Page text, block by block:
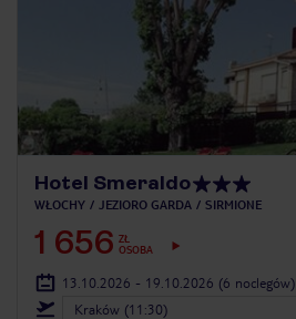
Hotel Smeraldo
WŁOCHY JEZIORO GARDA SIRMIONE
1 656 ZŁ
OSOBA
13.10.2026 - 19.10.2026 (6 noclegów)
Kraków (11:30)